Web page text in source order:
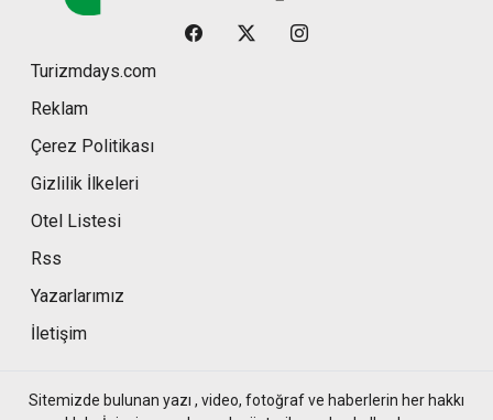
Turizmdays.com
Reklam
Çerez Politikası
Gizlilik İlkeleri
Otel Listesi
Rss
Yazarlarımız
İletişim
Sitemizde bulunan yazı , video, fotoğraf ve haberlerin her hakkı